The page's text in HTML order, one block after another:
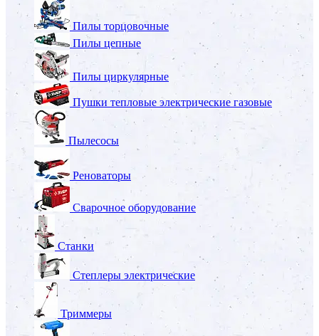
Пилы торцовочные
Пилы цепные
Пилы циркулярные
Пушки тепловые электрические газовые
Пылесосы
Реноваторы
Сварочное оборудование
Станки
Степлеры электрические
Триммеры